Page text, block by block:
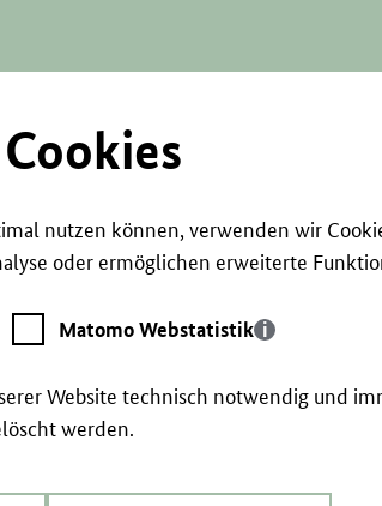
nutzen können, verwenden wir
oder ermöglichen erweiterte
Matomo
Webstatistik
Matomo Webstatistik
Website technisch notwendig und
werden.